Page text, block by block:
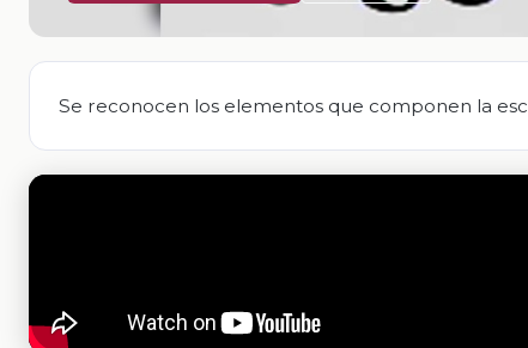
Se reconocen los elementos que componen la